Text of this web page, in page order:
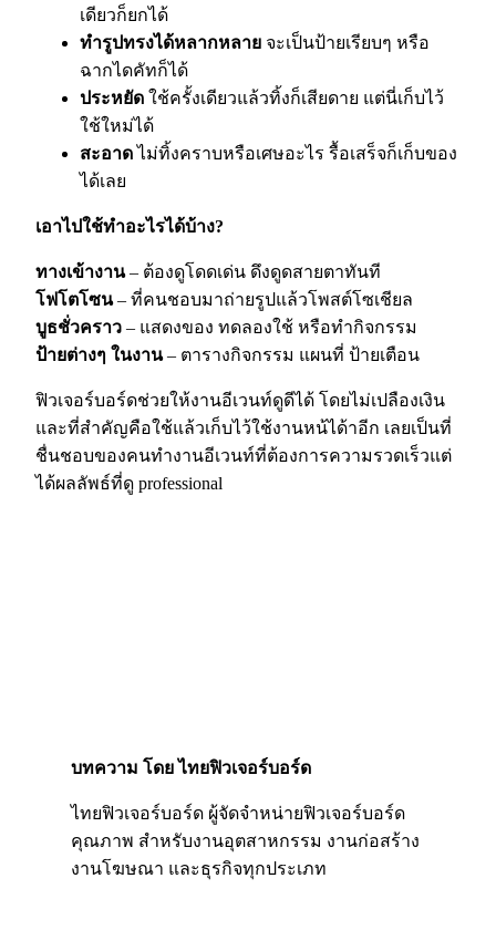
เดียวก็ยกได้
ทำรูปทรงได้หลากหลาย จะเป็นป้ายเรียบๆ หรือ
ฉากไดคัทก็ได้
ประหยัด ใช้ครั้งเดียวแล้วทิ้งก็เสียดาย แต่นี่เก็บไว้
ใช้ใหม่ได้
สะอาดไม่ทิ้งคราบหรือเศษอะไร รื้อเสร็จก็เก็บของ
ได้เลย
เอาไปใช้ทำอะไรได้บ้าง?
ทางเข้างาน– ต้องดูโดดเด่น ดึงดูดสายตาทันที
โฟโตโซน– ที่คนชอบมาถ่ายรูปแล้วโพสต์โซเชียล
บูธชั่วคราว – แสดงของ ทดลองใช้ หรือทำกิจกรรม
ป้ายต่างๆ ในงาน– ตารางกิจกรรม แผนที่ ป้ายเตือน
ฟิวเจอร์บอร์ดช่วยให้งานอีเวนท์ดูดีได้ โดยไม่เปลืองเงิน
และที่สำคัญคือใช้แล้วเก็บไว้ใช้งานหน้ได้าอีก เลยเป็นที่
ชื่นชอบของคนทำงานอีเวนท์ที่ต้องการความรวดเร็วแต่
ได้ผลลัพธ์ที่ดู professional
บทความ โดย ไทยฟิวเจอร์บอร์ด
ไทยฟิวเจอร์บอร์ด ผู้จัดจำหน่ายฟิวเจอร์บอร์ด
คุณภาพ สำหรับงานอุตสาหกรรม งานก่อสร้าง
งานโฆษณา และธุรกิจทุกประเภท